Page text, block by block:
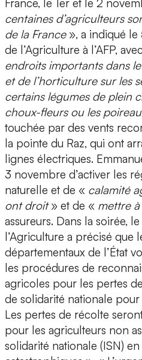
France, le 1er et le 2
centaines d’agriculteurs
de la France», a indiqué le
de l’Agriculture à l’AFP,
endroits importants dans
et de l’horticulture sur les
certains légumes de plein
choux-fleurs ou les
touchée par des vents
la pointe du Raz, qui ont
lignes électriques.
3 novembre d’activer les
naturelle et de « calamité
ont droit» et de « mettre
assureurs. Dans la soirée,
l’Agriculture a précisé que
départementaux de l’État
les procédures de
agricoles pour les pertes
de solidarité nationale
Les pertes de récolte
pour les agriculteurs non
solidarité nationale (ISN)